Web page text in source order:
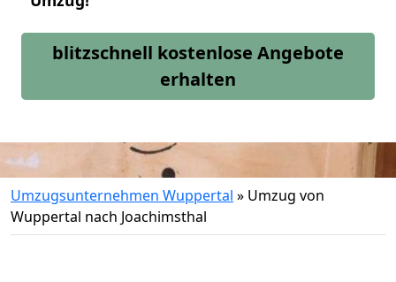
blitzschnell kostenlose Angebote
erhalten
Umzugsunternehmen Wuppertal » Umzug von
Wuppertal nach Joachimsthal